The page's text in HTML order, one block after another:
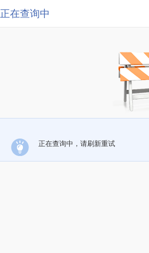
正在查询中
正在查询中，请刷新重试